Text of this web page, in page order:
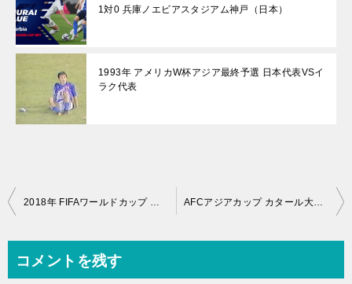
1対0 兵庫ノエビアスタジアム神戸（日本）
1993年 アメリカW杯アジア最終予選 日本代表VSイ
ラク代表
投
ビ
2018年 FIFAワールドカップ サッカー ロシア大会 日本代表 VS ベルギー代表 AFCアジアカップ カタール大会 2011年 日本 VS シリア
コメントを残す